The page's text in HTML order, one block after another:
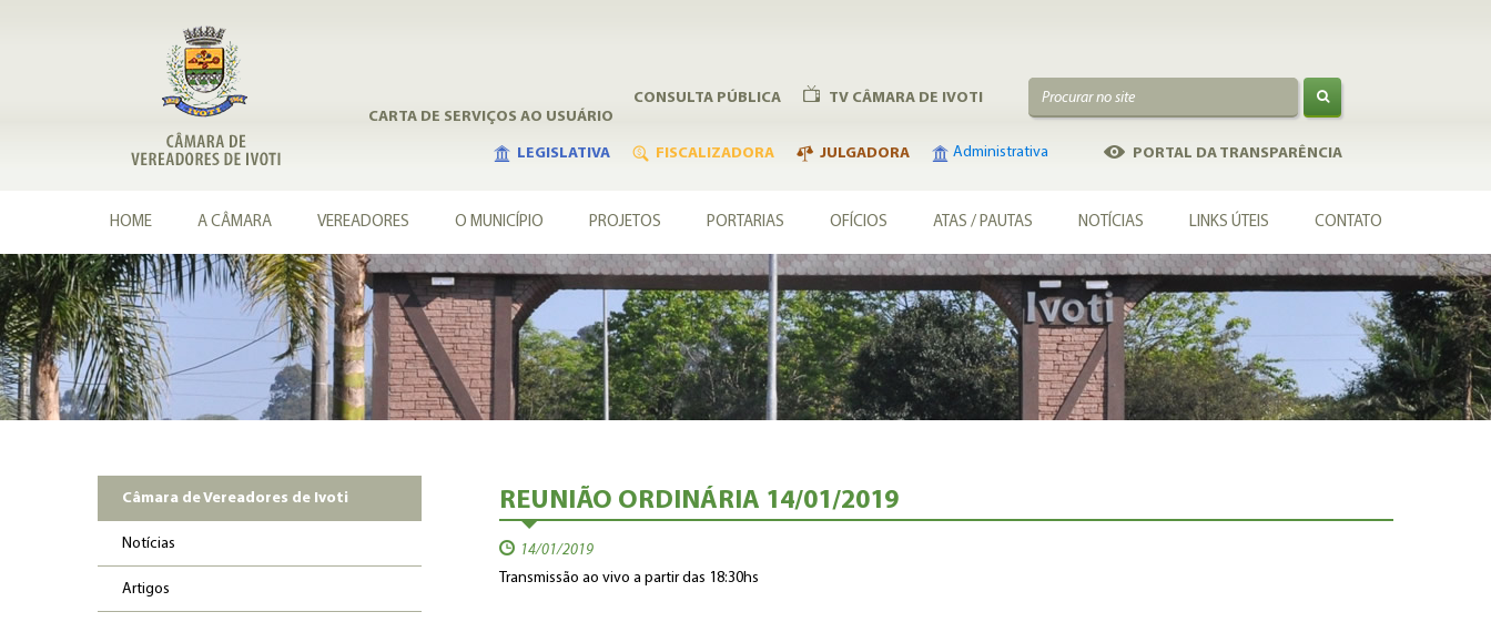
TV CÂMARA DE IVOTI
CONSULTA PÚBLICA
CARTA DE SERVIÇOS AO USUÁRIO
PORTAL DA TRANSPARÊNCIA
Administrativa
JULGADORA
FISCALIZADORA
LEGISLATIVA
HOME A CÂMARA VEREADORES O MUNICÍPIO PROJETOS PORTARIAS OFÍCIOS ATAS / PAUTAS NOTÍCIAS LINKS ÚTEIS CONTATO
Câmara de Vereadores de Ivoti
Notícias
Artigos
REUNIÃO ORDINÁRIA 14/01/2019
14/01/2019
Transmissão ao vivo a partir das 18:30hs